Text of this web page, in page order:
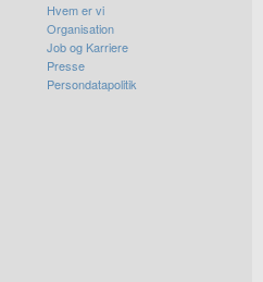
Hvem er vi
Organisation
Job og Karriere
Presse
Persondatapolitik